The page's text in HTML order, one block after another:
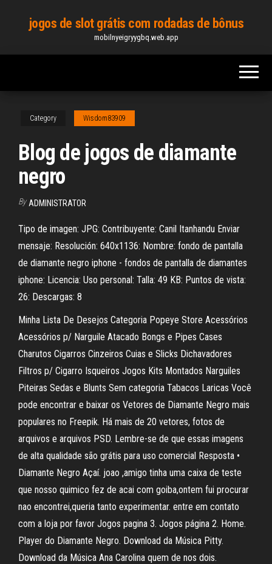
content
jogos de slot grátis com rodadas de bônus
mobilnyeigryygbq.web.app
Category Wisdom83909
Blog de jogos de diamante
negro
By ADMINISTRATOR
Tipo de imagen: JPG: Contribuyente: Canil Itanhandu Enviar
mensaje: Resolución: 640x1136: Nombre: fondo de pantalla
de diamante negro iphone - fondos de pantalla de diamantes
iphone: Licencia: Uso personal: Talla: 49 KB: Puntos de vista:
26: Descargas: 8
Minha Lista De Desejos Categoria Popeye Store Acessórios
Acessórios p/ Narguile Atacado Bongs e Pipes Cases
Charutos Cigarros Cinzeiros Cuias e Slicks Dichavadores
Filtros p/ Cigarro Isqueiros Jogos Kits Montados Narguiles
Piteiras Sedas e Blunts Sem categoria Tabacos Laricas Você
pode encontrar e baixar os Vetores de Diamante Negro mais
populares no Freepik. Há mais de 20 vetores, fotos de
arquivos e arquivos PSD. Lembre-se de que essas imagens
de alta qualidade são grátis para uso comercial Resposta •
Diamante Negro Açaí. joao ,amigo tinha uma caixa de teste
que nosso quimico fez de acai com goiba,ontem fui procurar
nao encontrei,queria tanto experimentar. entre em contato
com a loja por favor Jogos pagina 3. Jogos página 2. Home.
Player do Diamante Negro. Download da Música Pitty.
Download da Música Ana Carolina quem de nos dois.